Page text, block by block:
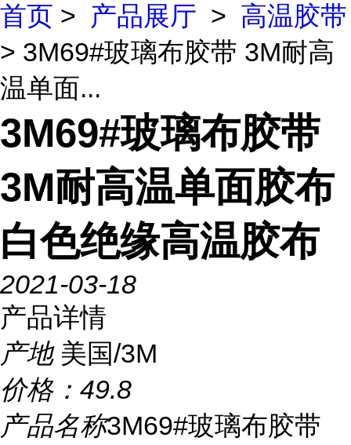
首页 > 产品展厅 > 高温胶带
> 3M69#玻璃布胶带 3M耐高
温单面...
3M69#玻璃布胶带
3M耐高温单面胶布
白色绝缘高温胶布
2021-03-18
产品详情
产地 美国/3M
价格： 49.8
产品名称3M69#玻璃布胶带